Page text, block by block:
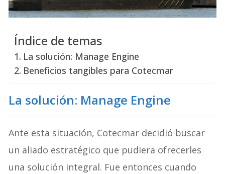
Índice de temas
La solución: Manage Engine
Beneficios tangibles para Cotecmar
La solución: Manage Engine
Ante esta situación, Cotecmar decidió buscar
un aliado estratégico que pudiera ofrecerles
una solución integral. Fue entonces cuando